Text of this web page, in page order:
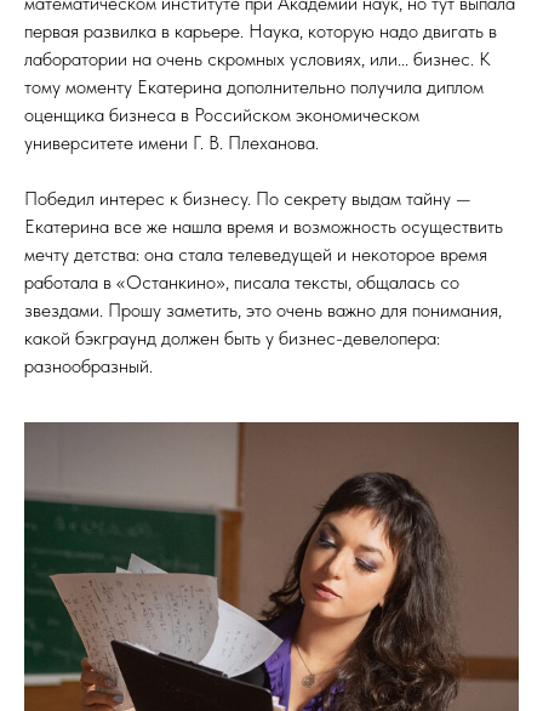
первая развилка в карьере. Наука, которую надо двигать в
лаборатории на очень скромных условиях, или... бизнес. К
тому моменту Екатерина дополнительно получила диплом
оценщика бизнеса в Российском экономическом
университете имени Г. В. Плеханова.
Победил интерес к бизнесу. По секрету выдам тайну —
Екатерина все же нашла время и возможность осуществить
мечту детства: она стала телеведущей и некоторое время
работала в «Останкино», писала тексты, общалась со
звездами. Прошу заметить, это очень важно для понимания,
какой бэкграунд должен быть у бизнес-девелопера:
разнообразный.